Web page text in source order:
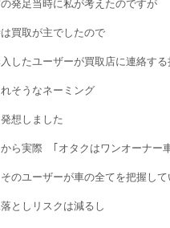
の発足当時に私が考えたのですが
買取が主でしたので
したユーザーが買取店に連絡する
そうなネーミング
想しました
ら実際 ｢オタクはワンオーナー
のユーザーが車の全てを把握して
としリスクは減るし